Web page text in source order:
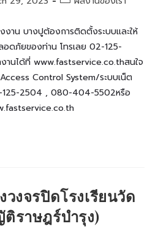
าน บางปูต้องการติดตั้งระบบและให้
ดภัยของท่าน โทรเลย 02-125-
านได้ที่ www.fastservice.co.thสนใจ
Control System/ระบบเน็ต
125-2504 , 080-404-5502หรือ
งจรปิดโรงเรียนวัด
ราษฎร์บำรุง)